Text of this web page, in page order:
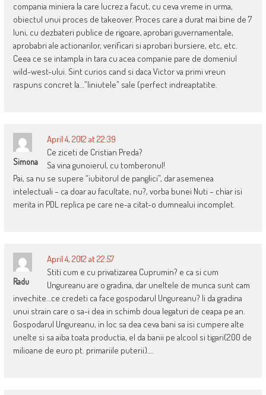
compania miniera la care lucrez a facut, cu ceva vreme in urma,
obiectul unui proces de takeover. Proces care a durat mai bine de 7
luni, cu dezbateri publice de rigoare, aprobari guvernamentale,
aprobabri ale actionarilor, verificari si aprobari bursiere, etc, etc.
Ceea ce se intampla in tara cu acea companie pare de domeniul
wild-west-ului. Sint curios cand si daca Victor va primi vreun
raspuns concret la…”liniutele” sale (perfect indreaptatite.
Simona
April 4, 2012 at 22:39
Ce ziceti de Cristian Preda?
Sa vina gunoierul, cu tomberonul!
Pai, sa nu se supere “iubitorul de panglici”, dar asemenea
intelectuali – ca doar au facultate, nu?, vorba bunei Nuti – chiar isi
merita in PDL replica pe care ne-a citat-o dumnealui incomplet.
Radu
April 4, 2012 at 22:57
Stiti cum e cu privatizarea Cuprumin? e ca si cum
Ungureanu are o gradina, dar uneltele de munca sunt cam
invechite…ce credeti ca face gospodarul Ungureanu? Ii da gradina
unui strain care o sa-i dea in schimb doua legaturi de ceapa pe an.
Gospodarul Ungureanu, in loc sa dea ceva bani sa isi cumpere alte
unelte si sa aiba toata productia, el da banii pe alcool si tigari(200 de
milioane de euro pt. primariile puterii)….